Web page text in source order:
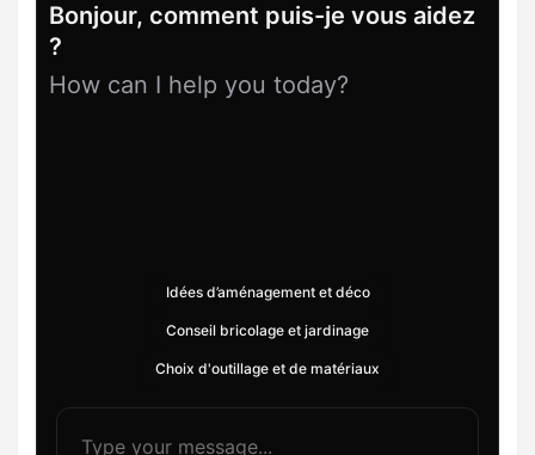
Bonjour, comment puis-je vous aidez
?
How can I help you today?
Idées d’aménagement et déco
Conseil bricolage et jardinage
Choix d'outillage et de matériaux